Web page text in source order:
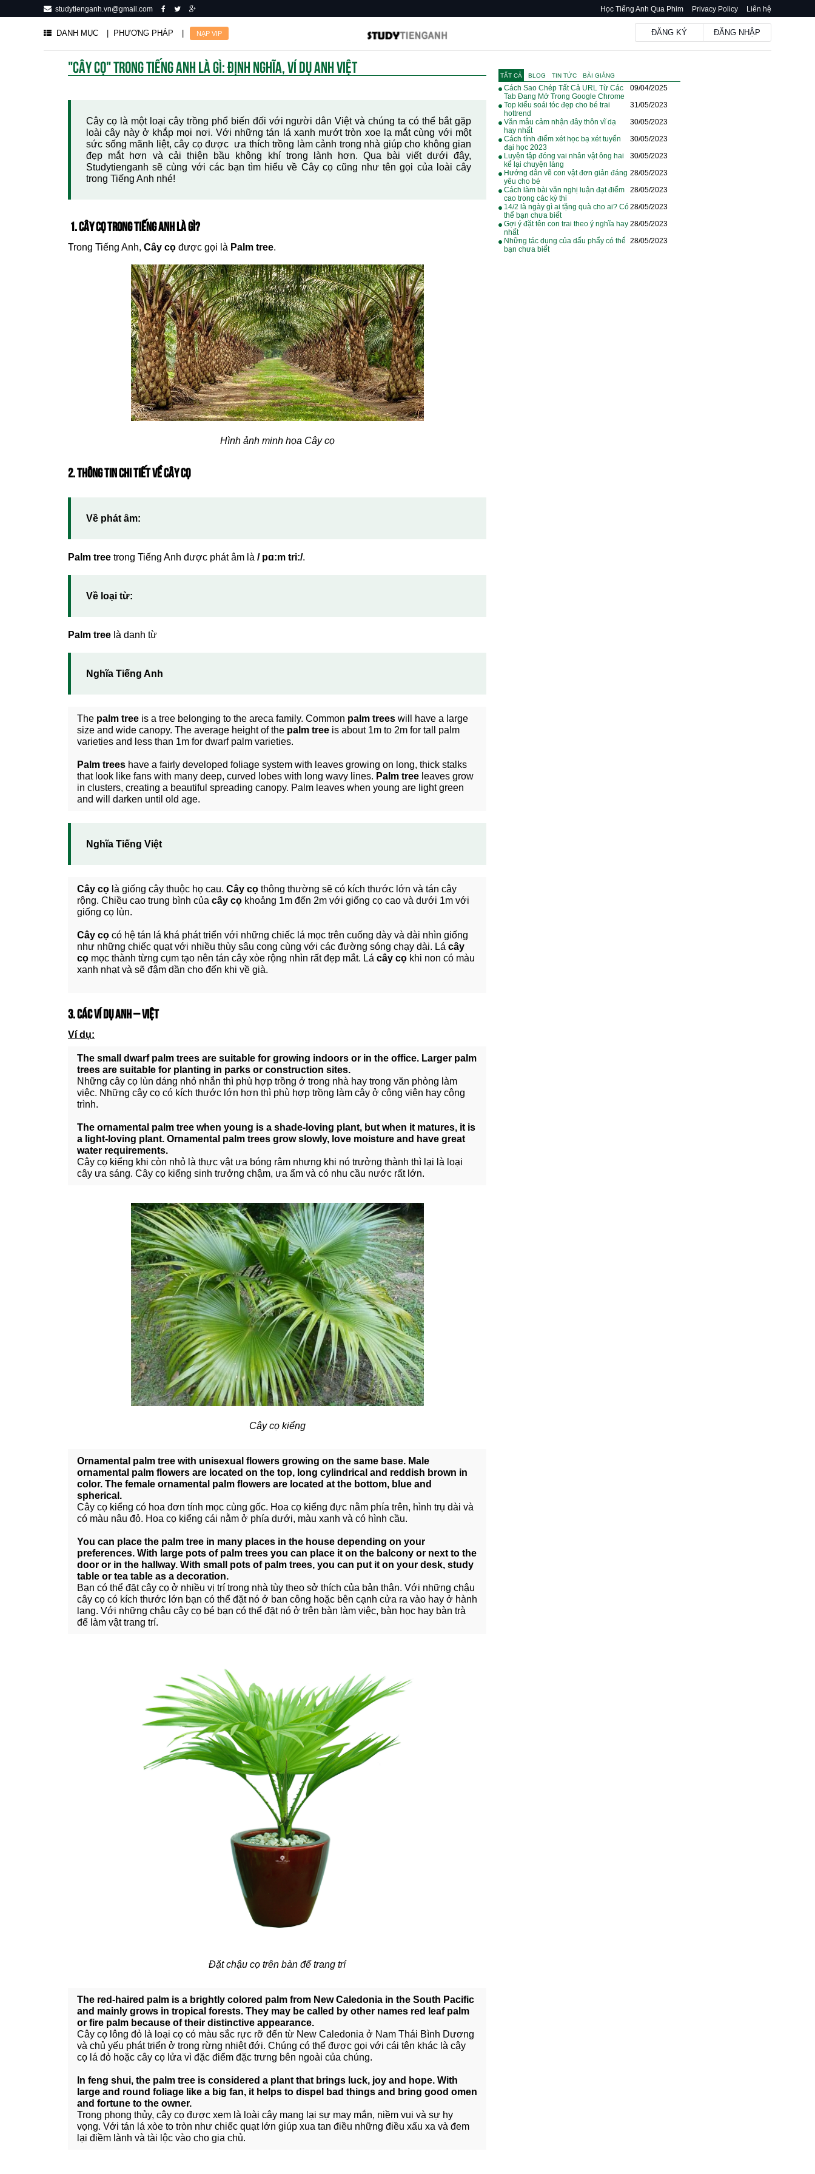
studytienganh.vn@gmail.com Học Tiếng Anh Qua Phim Privacy Policy Liên hệ
DANH MỤC | PHƯƠNG PHÁP NẠP VIP ĐĂNG KÝ ĐĂNG NHẬP
"CÂY CỌ" TRONG TIẾNG ANH LÀ GÌ: ĐỊNH NGHĨA, VÍ DỤ ANH VIỆT
Cây cọ là một loại cây trồng phổ biến đối với người dân Việt và chúng ta có thể bắt gặp
loài cây này ở khắp mọi nơi. Với những tán lá xanh mướt tròn xoe lạ mắt cùng với một
sức sống mãnh liệt, cây cọ được ưa thích trồng làm cảnh trong nhà giúp cho không gian
đẹp mắt hơn và cải thiện bầu không khí trong lành hơn. Qua bài viết dưới đây,
Studytienganh sẽ cùng với các bạn tìm hiểu về Cây cọ cũng như tên gọi của loài cây
trong Tiếng Anh nhé!
1. CÂY CỌ TRONG TIẾNG ANH LÀ GÌ?
Trong Tiếng Anh, Cây cọ được gọi là Palm tree.
Hình ảnh minh họa Cây cọ
2. THÔNG TIN CHI TIẾT VỀ CÂY CỌ
Về phát âm:
Palm tree trong Tiếng Anh được phát âm là / pɑ:m tri:/.
Về loại từ:
Palm tree là danh từ
Nghĩa Tiếng Anh
The palm tree is a tree belonging to the areca family. Common palm trees will have a large
size and wide canopy. The average height of the palm tree is about 1m to 2m for tall palm
varieties and less than 1m for dwarf palm varieties.
Palm trees have a fairly developed foliage system with leaves growing on long, thick stalks
that look like fans with many deep, curved lobes with long wavy lines. Palm tree leaves grow
in clusters, creating a beautiful spreading canopy. Palm leaves when young are light green
and will darken until old age.
Nghĩa Tiếng Việt
Cây cọ là giống cây thuộc họ cau. Cây cọ thông thường sẽ có kích thước lớn và tán cây
rộng. Chiều cao trung bình của cây cọ khoảng 1m đến 2m với giống cọ cao và dưới 1m với
giống cọ lùn.
Cây cọ có hệ tán lá khá phát triển với những chiếc lá mọc trên cuống dày và dài nhìn giống
như những chiếc quạt với nhiều thùy sâu cong cùng với các đường sóng chạy dài. Lá cây
cọ mọc thành từng cụm tạo nên tán cây xòe rộng nhìn rất đẹp mắt. Lá cây cọ khi non có màu
xanh nhạt và sẽ đậm dần cho đến khi về già.
3. CÁC VÍ DỤ ANH – VIỆT
Ví dụ:
The small dwarf palm trees are suitable for growing indoors or in the office. Larger palm
trees are suitable for planting in parks or construction sites.
Những cây cọ lùn dáng nhỏ nhắn thì phù hợp trồng ở trong nhà hay trong văn phòng làm
việc. Những cây cọ có kích thước lớn hơn thì phù hợp trồng làm cây ở công viên hay công
trình.
The ornamental palm tree when young is a shade-loving plant, but when it matures, it is
a light-loving plant. Ornamental palm trees grow slowly, love moisture and have great
water requirements.
Cây cọ kiểng khi còn nhỏ là thực vật ưa bóng râm nhưng khi nó trưởng thành thì lại là loại
cây ưa sáng. Cây cọ kiểng sinh trưởng chậm, ưa ẩm và có nhu cầu nước rất lớn.
Cây cọ kiểng
Ornamental palm tree with unisexual flowers growing on the same base. Male
ornamental palm flowers are located on the top, long cylindrical and reddish brown in
color. The female ornamental palm flowers are located at the bottom, blue and
spherical.
Cây cọ kiểng có hoa đơn tính mọc cùng gốc. Hoa cọ kiểng đực nằm phía trên, hình trụ dài và
có màu nâu đỏ. Hoa cọ kiểng cái nằm ở phía dưới, màu xanh và có hình cầu.
You can place the palm tree in many places in the house depending on your
preferences. With large pots of palm trees you can place it on the balcony or next to the
door or in the hallway. With small pots of palm trees, you can put it on your desk, study
table or tea table as a decoration.
Bạn có thể đặt cây cọ ở nhiều vị trí trong nhà tùy theo sở thích của bản thân. Với những chậu
cây cọ có kích thước lớn bạn có thể đặt nó ở ban công hoặc bên cạnh cửa ra vào hay ở hành
lang. Với những chậu cây cọ bé bạn có thể đặt nó ở trên bàn làm việc, bàn học hay bàn trà
để làm vật trang trí.
Đặt chậu cọ trên bàn để trang trí
The red-haired palm is a brightly colored palm from New Caledonia in the South Pacific
and mainly grows in tropical forests. They may be called by other names red leaf palm
or fire palm because of their distinctive appearance.
Cây cọ lông đỏ là loại cọ có màu sắc rực rỡ đến từ New Caledonia ở Nam Thái Bình Dương
và chủ yếu phát triển ở trong rừng nhiệt đới. Chúng có thể được gọi với cái tên khác là cây
cọ lá đỏ hoặc cây cọ lửa vì đặc điểm đặc trưng bên ngoài của chúng.
In feng shui, the palm tree is considered a plant that brings luck, joy and hope. With
large and round foliage like a big fan, it helps to dispel bad things and bring good omen
and fortune to the owner.
Trong phong thủy, cây cọ được xem là loài cây mang lại sự may mắn, niềm vui và sự hy
vọng. Với tán lá xòe to tròn như chiếc quạt lớn giúp xua tan điều những điều xấu xa và đem
lại điềm lành và tài lộc vào cho gia chủ.
TẤT CẢ BLOG TIN TỨC BÀI GIẢNG
Cách Sao Chép Tất Cả URL Từ Các
Tab Đang Mở Trong Google Chrome
09/04/2025
Top kiểu soái tóc đẹp cho bé trai
hottrend
31/05/2023
Văn mẫu cảm nhận đây thôn vĩ dạ
hay nhất
30/05/2023
Cách tính điểm xét học bạ xét tuyển
đại học 2023
30/05/2023
Luyện tập đóng vai nhân vật ông hai
kể lại chuyện làng
30/05/2023
Hướng dẫn vẽ con vật đơn giản đáng
yêu cho bé
28/05/2023
Cách làm bài văn nghị luận đạt điểm
cao trong các kỳ thi
28/05/2023
14/2 là ngày gì ai tặng quà cho ai? Có
thể bạn chưa biết
28/05/2023
Gợi ý đặt tên con trai theo ý nghĩa hay
nhất
28/05/2023
Những tác dụng của dấu phẩy có thể
bạn chưa biết
28/05/2023